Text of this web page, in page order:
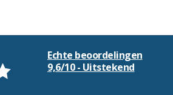
Echte beoordelingen
9,6/10 - Uitstekend